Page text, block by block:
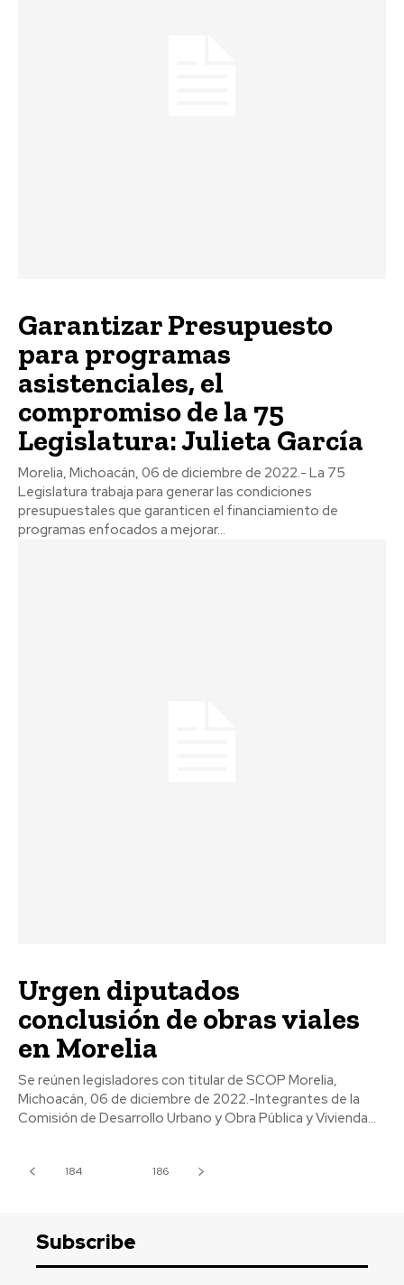
Garantizar Presupuesto
para programas
asistenciales, el
compromiso de la 75
Legislatura: Julieta García
Morelia, Michoacán, 06 de diciembre de 2022.- La 75
Legislatura trabaja para generar las condiciones
presupuestales que garanticen el financiamiento de
programas enfocados a mejorar...
Urgen diputados
conclusión de obras viales
en Morelia
Se reúnen legisladores con titular de SCOP Morelia,
Michoacán, 06 de diciembre de 2022.-Integrantes de la
Comisión de Desarrollo Urbano y Obra Pública y Vivienda...
184 186
Subscribe